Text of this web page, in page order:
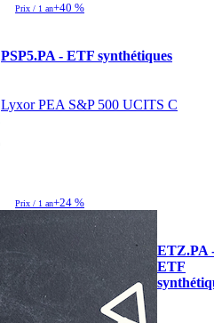
Prix / 1 an+40 %
PSP5.PA - ETF synthétiques
Lyxor PEA S&P 500 UCITS C
Prix / 1 an+24 %
ETZ.PA
ETF